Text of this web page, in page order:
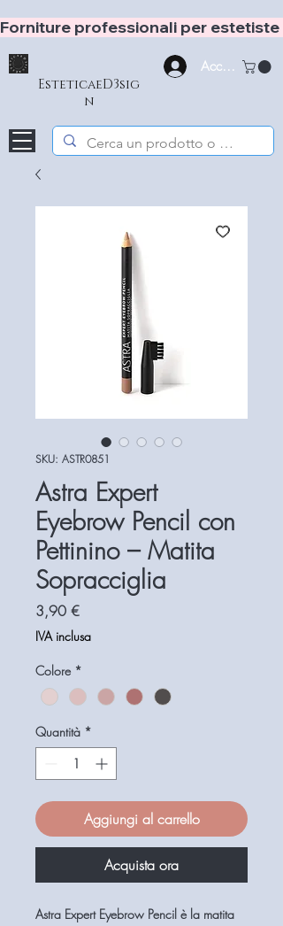
Forniture professionali per
EsteticaeD3sig
n
Accedi
SKU: ASTR0851
Astra Expert
Eyebrow Pencil con
Pettinino – Matita
Sopracciglia
3,90 €Prezzo
IVA inclusa
Colore *
Quantità *
Aggiungi al carrello
Acquista ora
Astra Expert Eyebrow Pencil è la matita